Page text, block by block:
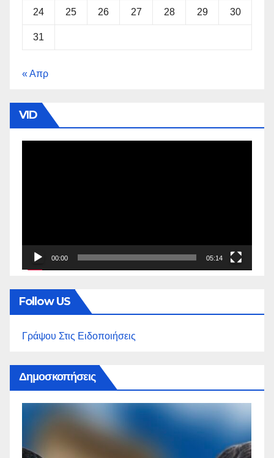
24 25 26 27 28 29 30
31
« Απρ
VID
00:00 05:14
Follow US
Γράψου Στις Ειδοποιήσεις
Δημοσκοπήσεις